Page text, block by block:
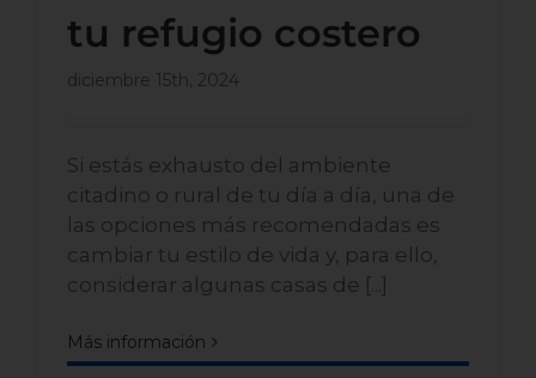
tu refugio costero
diciembre 15th, 2024
Si estás exhausto del ambiente
citadino o rural de tu día a día, una de
las opciones más recomendadas es
cambiar tu estilo de vida y, para ello,
considerar algunas casas de [...]
Más información